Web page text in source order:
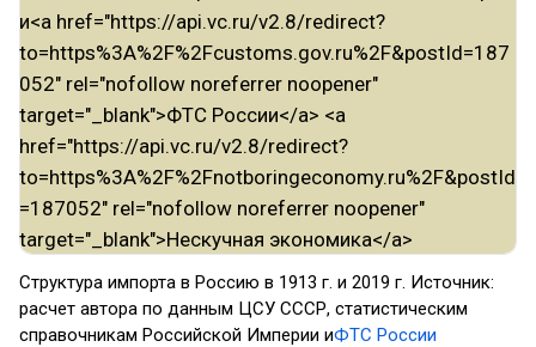
Структура импорта в Россию в 1913 г. и 2019 г. Источник:
расчет автора по данным ЦСУ СССР, статистическим
справочникам Российской Империи иФТС России